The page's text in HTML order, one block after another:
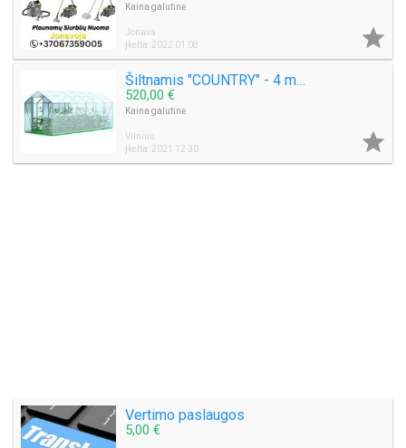
Kaina galutinė
Jonava
Įkelta: 2022 01 08

Šiltnamis "COUNTRY" - 4 metrai
520,00 €
Kaina galutinė
Vilnius
Įkelta: 2021 12 30

Vertimo paslaugos
5,00 €